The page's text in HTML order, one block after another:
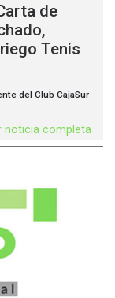
de
Tenis
del Club CajaSur
noticia completa